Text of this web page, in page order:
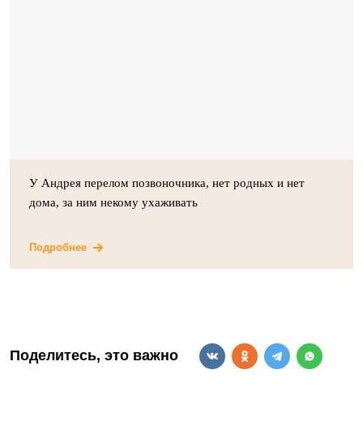
У Андрея перелом позвоночника, нет родных и нет
дома, за ним некому ухаживать
Подробнее
Поделитесь, это важно